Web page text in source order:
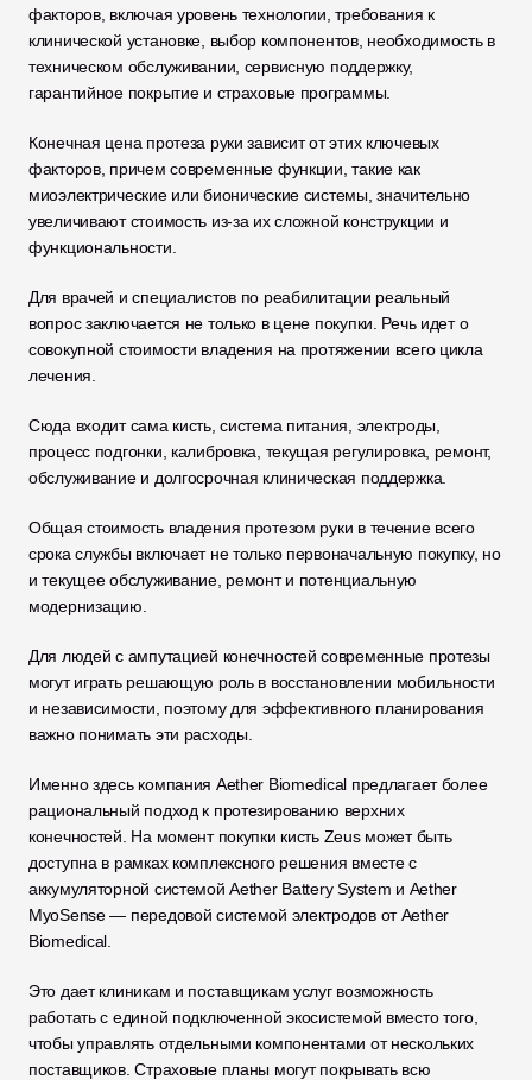
факторов, включая уровень технологии, требования к
клинической установке, выбор компонентов, необходимость в
техническом обслуживании, сервисную поддержку,
гарантийное покрытие и страховые программы.
Конечная цена протеза руки зависит от этих ключевых
факторов, причем современные функции, такие как
миоэлектрические или бионические системы, значительно
увеличивают стоимость из-за их сложной конструкции и
функциональности.
Для врачей и специалистов по реабилитации реальный
вопрос заключается не только в цене покупки. Речь идет о
совокупной стоимости владения на протяжении всего цикла
лечения.
Сюда входит сама кисть, система питания, электроды,
процесс подгонки, калибровка, текущая регулировка, ремонт,
обслуживание и долгосрочная клиническая поддержка.
Общая стоимость владения протезом руки в течение всего
срока службы включает не только первоначальную покупку, но
и текущее обслуживание, ремонт и потенциальную
модернизацию.
Для людей с ампутацией конечностей современные протезы
могут играть решающую роль в восстановлении мобильности
и независимости, поэтому для эффективного планирования
важно понимать эти расходы.
Именно здесь компания Aether Biomedical предлагает более
рациональный подход к протезированию верхних
конечностей. На момент покупки кисть Zeus может быть
доступна в рамках комплексного решения вместе с
аккумуляторной системой Aether Battery System и Aether
MyoSense — передовой системой электродов от Aether
Biomedical.
Это дает клиникам и поставщикам услуг возможность
работать с единой подключенной экосистемой вместо того,
чтобы управлять отдельными компонентами от нескольких
поставщиков. Страховые планы могут покрывать всю